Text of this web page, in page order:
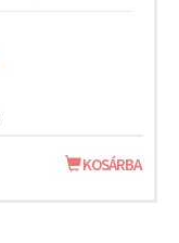
KOSÁRBA